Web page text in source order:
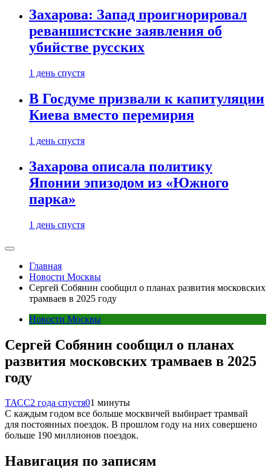
Захарова: Запад проигнорировал
реваншистские заявления об
убийстве русских
1 день спустя
В Госдуме призвали к капитуляции
Киева вместо перемирия
1 день спустя
Захарова описала политику
Японии эпизодом из «Южного
парка»
1 день спустя
Главная
Новости Москвы
Сергей Собянин сообщил о планах развития московских
трамваев в 2025 году
Новости Москвы
Сергей Собянин сообщил о планах
развития московских трамваев в 2025
году
ТАСС2 года спустя01 минуты
С каждым годом все больше москвичей выбирает трамвай
для постоянных поездок. В прошлом году на них совершено
больше 190 миллионов поездок.
Навигация по записям